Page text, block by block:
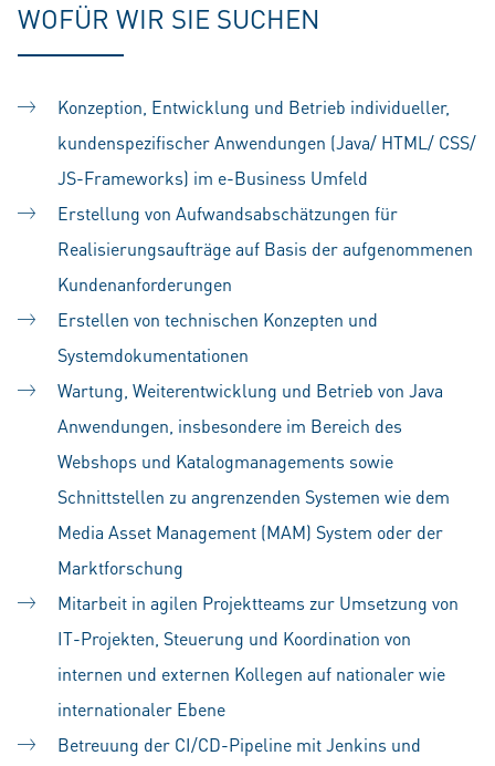
WOFÜR WIR SIE SUCHEN
Konzeption, Entwicklung und Betrieb individueller,
kundenspezifischer Anwendungen (Java/ HTML/ CSS/
JS-Frameworks) im e-Business Umfeld
Erstellung von Aufwandsabschätzungen für
Realisierungsaufträge auf Basis der aufgenommenen
Kundenanforderungen
Erstellen von technischen Konzepten und
Systemdokumentationen
Wartung, Weiterentwicklung und Betrieb von Java
Anwendungen, insbesondere im Bereich des
Webshops und Katalogmanagements sowie
Schnittstellen zu angrenzenden Systemen wie dem
Media Asset Management (MAM) System oder der
Marktforschung
Mitarbeit in agilen Projektteams zur Umsetzung von
IT-Projekten, Steuerung und Koordination von
internen und externen Kollegen auf nationaler wie
internationaler Ebene
Betreuung der CI/CD-Pipeline mit Jenkins und